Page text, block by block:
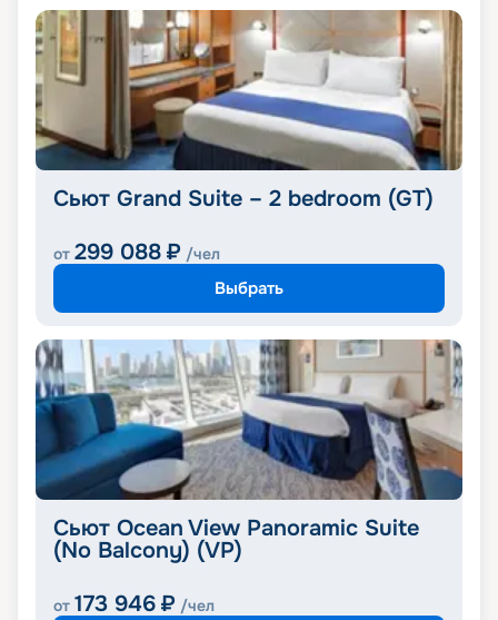
Сьют Grand Suite – 2 bedroom (GT)
от 299 088 ₽ /чел
Выбрать
Сьют Ocean View Panoramic Suite
(No Balcony) (VP)
от 173 946 ₽ /чел